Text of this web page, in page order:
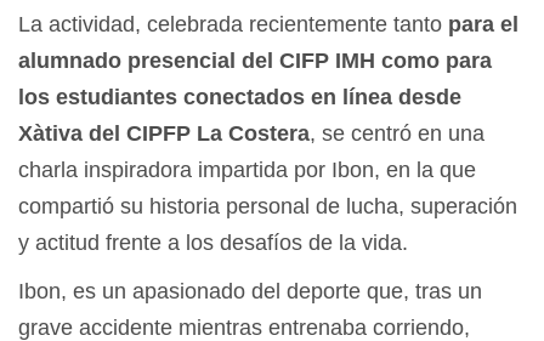
La actividad, celebrada recientemente tanto para el
alumnado presencial del CIFP IMH como para
los estudiantes conectados en línea desde
Xàtiva del CIPFP La Costera, se centró en una
charla inspiradora impartida por Ibon, en la que
compartió su historia personal de lucha, superación
y actitud frente a los desafíos de la vida.
Ibon, es un apasionado del deporte que, tras un
grave accidente mientras entrenaba corriendo,